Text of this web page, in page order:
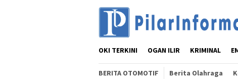
OKI TERKINI OGAN ILIR KRIMINAL
BERITA OTOMOTIF Berita Olahraga